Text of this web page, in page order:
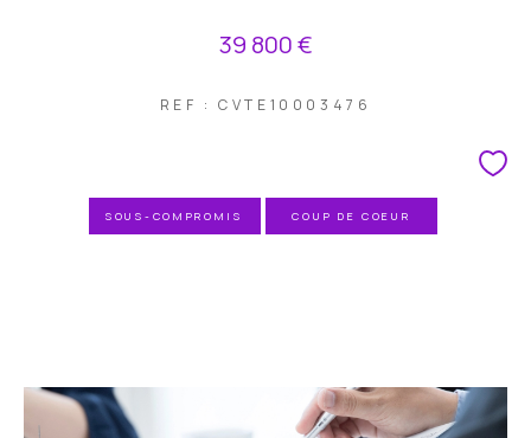
39 800 €
REF : CVTE10003476
SOUS-COMPROMIS COUP DE COEUR